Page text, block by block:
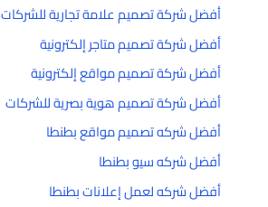
أفضل شركة تصميم علامة تجارية للشركات
أفضل شركة تصميم متاجر إلكترونية
أفضل شركة تصميم مواقع إلكترونية
أفضل شركة تصميم هوية بصرية للشركات
أفضل شركه تصميم مواقع بطنطا
أفضل شركه سيو بطنطا
أفضل شركه لعمل إعلانات بطنطا